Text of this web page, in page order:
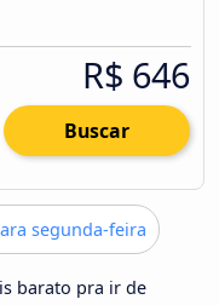
R$ 646
Buscar
segunda-feira
barato pra ir de